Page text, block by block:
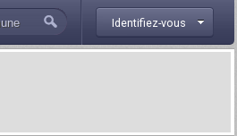
Identifiez-vous